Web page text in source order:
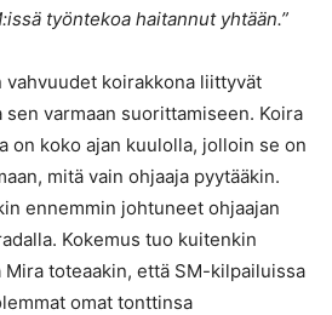
työntekoa haitannut yhtään.”
vahvuudet koirakkona liittyvät
varmaan suorittamiseen. Koira
on koko ajan kuulolla, jolloin se on
mitä vain ohjaaja pyytääkin.
ennemmin johtuneet ohjaajan
Kokemus tuo kuitenkin
toteaakin, että SM-kilpailuissa
omat tonttinsa